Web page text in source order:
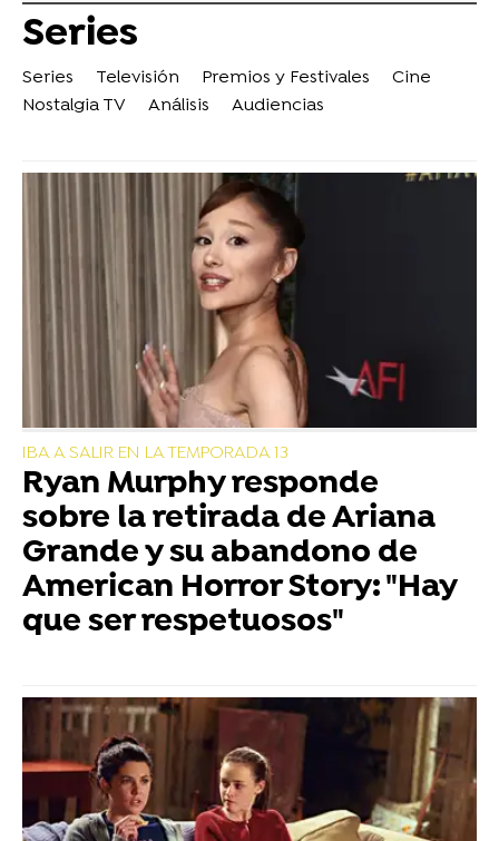
Series
Series Televisión Premios y Festivales
Cine
Nostalgia TV
Análisis Audiencias
IBA A SALIR EN LA TEMPORADA 13
Ryan Murphy responde
sobre la retirada de Ariana
Grande y su abandono de
American Horror Story: "Hay
que ser respetuosos"